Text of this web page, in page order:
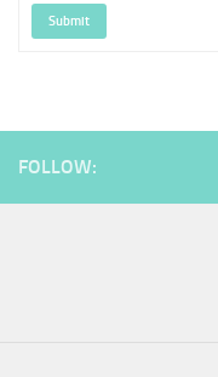
Submit
FOLLOW: